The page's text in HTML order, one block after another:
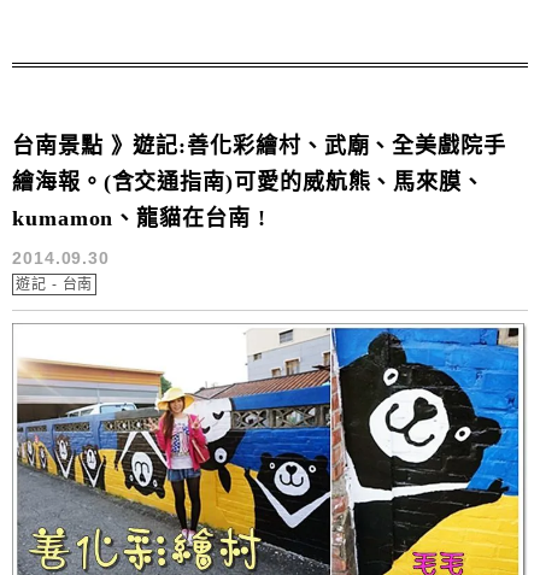
台南景點 》遊記:善化彩繪村、武廟、全美戲院手
繪海報。(含交通指南)可愛的威航熊、馬來膜、
kumamon、龍貓在台南 !
2014.09.30
遊記 - 台南